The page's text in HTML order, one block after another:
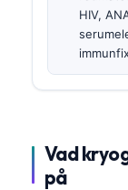
HIV,
Vad
på